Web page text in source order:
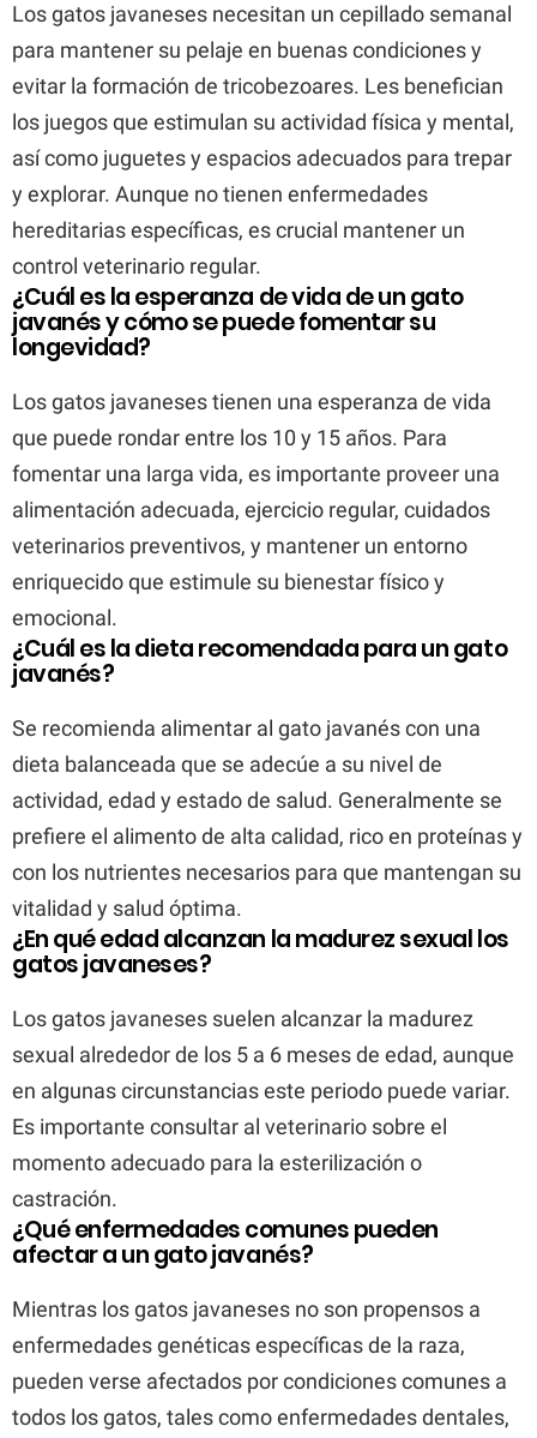
Los gatos javaneses necesitan un cepillado semanal
para mantener su pelaje en buenas condiciones y
evitar la formación de tricobezoares. Les benefician
los juegos que estimulan su actividad física y mental,
así como juguetes y espacios adecuados para trepar
y explorar. Aunque no tienen enfermedades
hereditarias específicas, es crucial mantener un
control veterinario regular.
¿Cuál es la esperanza de vida de un gato
javanés y cómo se puede fomentar su
longevidad?
Los gatos javaneses tienen una esperanza de vida
que puede rondar entre los 10 y 15 años. Para
fomentar una larga vida, es importante proveer una
alimentación adecuada, ejercicio regular, cuidados
veterinarios preventivos, y mantener un entorno
enriquecido que estimule su bienestar físico y
emocional.
¿Cuál es la dieta recomendada para un gato
javanés?
Se recomienda alimentar al gato javanés con una
dieta balanceada que se adecúe a su nivel de
actividad, edad y estado de salud. Generalmente se
prefiere el alimento de alta calidad, rico en proteínas y
con los nutrientes necesarios para que mantengan su
vitalidad y salud óptima.
¿En qué edad alcanzan la madurez sexual los
gatos javaneses?
Los gatos javaneses suelen alcanzar la madurez
sexual alrededor de los 5 a 6 meses de edad, aunque
en algunas circunstancias este periodo puede variar.
Es importante consultar al veterinario sobre el
momento adecuado para la esterilización o
castración.
¿Qué enfermedades comunes pueden
afectar a un gato javanés?
Mientras los gatos javaneses no son propensos a
enfermedades genéticas específicas de la raza,
pueden verse afectados por condiciones comunes a
todos los gatos, tales como enfermedades dentales,